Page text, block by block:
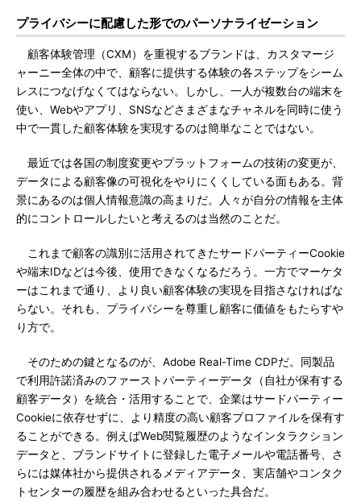
プライバシーに配慮した形でのパーソナライゼーション
顧客体験管理（CXM）を重視するブランドは、カスタマージ
ャーニー全体の中で、顧客に提供する体験の各ステップをシーム
レスにつなげなくてはならない。しかし、一人が複数台の端末を
使い、Webやアプリ、SNSなどさまざまなチャネルを同時に使う
中で一貫した顧客体験を実現するのは簡単なことではない。
最近では各国の制度変更やプラットフォームの技術の変更が、
データによる顧客像の可視化をやりにくくしている面もある。背
景にあるのは個人情報意識の高まりだ。人々が自分の情報を主体
的にコントロールしたいと考えるのは当然のことだ。
これまで顧客の識別に活用されてきたサードパーティーCookie
や端末IDなどは今後、使用できなくなるだろう。一方でマーケタ
ーはこれまで通り、より良い顧客体験の実現を目指さなければな
らない。それも、プライバシーを尊重し顧客に価値をもたらすや
り方で。
そのための鍵となるのが、Adobe Real-Time CDPだ。同製品
で利用許諾済みのファーストパーティーデータ（自社が保有する
顧客データ）を統合・活用することで、企業はサードパーティー
Cookieに依存せずに、より精度の高い顧客プロファイルを保有す
ることができる。例えばWeb閲覧履歴のようなインタラクション
データと、ブランドサイトに登録した電子メールや電話番号、さ
らには媒体社から提供されるメディアデータ、実店舗やコンタク
トセンターの履歴を組み合わせるといった具合だ。